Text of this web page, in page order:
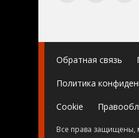
Обратная связь
Политика
Cookie
Все права защищены,